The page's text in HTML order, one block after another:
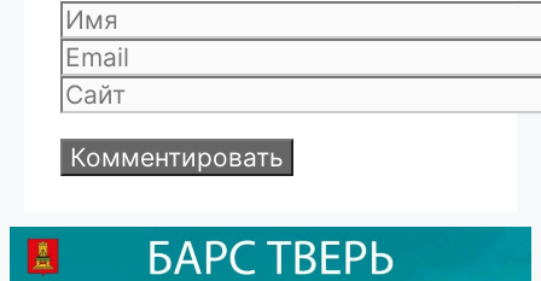
Имя
Email
Сайт